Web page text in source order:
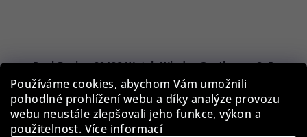
Používáme cookies, abychom Vám umožnili
pohodlné prohlížení webu a díky analýze provozu
webu neustále zlepšovali jeho funkce, výkon a
použitelnost. Více informací
Paul Design 20123 Watch Winder Gentlemen 3+5
Macassar
23 190 Kč
Skladem